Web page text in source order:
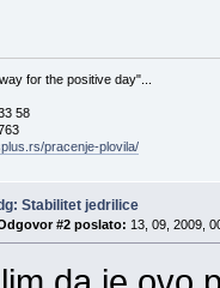
for the positive day"...
58
pracenje-plovila/
Stabilitet jedrilice
#2 poslato: 13, 09, 2009,